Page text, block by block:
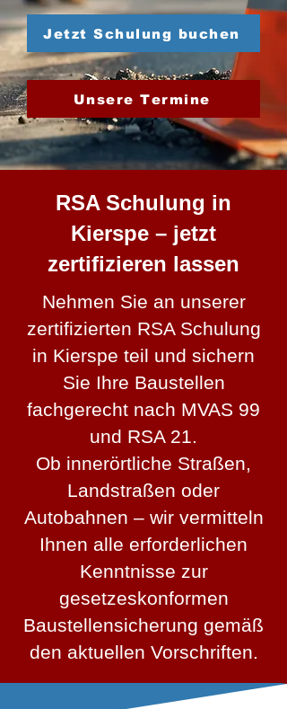
Jetzt Schulung buchen
Unsere Termine
RSA Schulung in
Kierspe – jetzt
zertifizieren lassen
Nehmen Sie an unserer
zertifizierten RSA Schulung
in Kierspe teil und sichern
Sie Ihre Baustellen
fachgerecht nach MVAS 99
und RSA 21.
Ob innerörtliche Straßen,
Landstraßen oder
Autobahnen – wir vermitteln
Ihnen alle erforderlichen
Kenntnisse zur
gesetzeskonformen
Baustellensicherung gemäß
den aktuellen Vorschriften.